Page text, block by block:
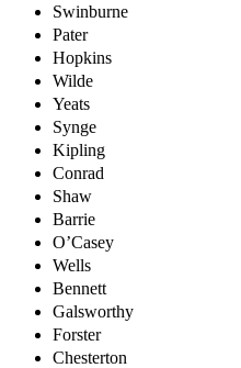
Swinburne
Pater
Hopkins
Wilde
Yeats
Synge
Kipling
Conrad
Shaw
Barrie
O’Casey
Wells
Bennett
Galsworthy
Forster
Chesterton